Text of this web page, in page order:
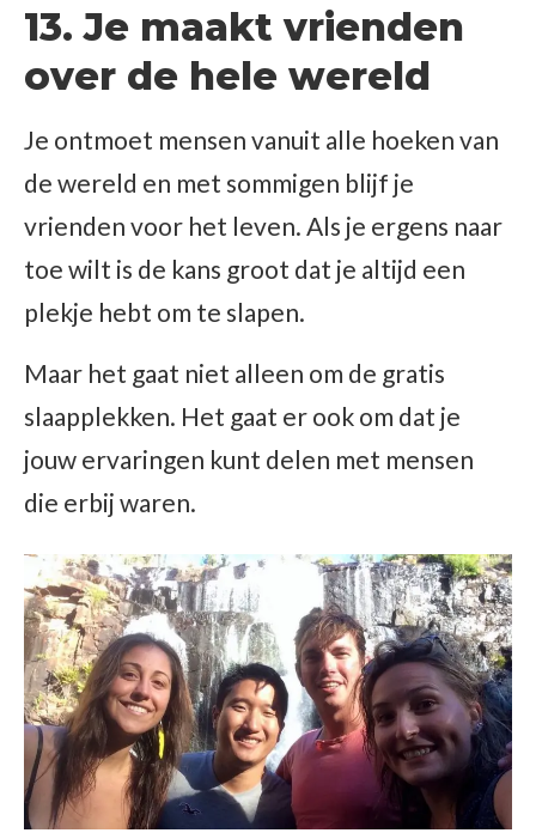
13. Je maakt vrienden
over de hele wereld
Je ontmoet mensen vanuit alle hoeken van
de wereld en met sommigen blijf je
vrienden voor het leven. Als je ergens naar
toe wilt is de kans groot dat je altijd een
plekje hebt om te slapen.
Maar het gaat niet alleen om de gratis
slaapplekken. Het gaat er ook om dat je
jouw ervaringen kunt delen met mensen
die erbij waren.